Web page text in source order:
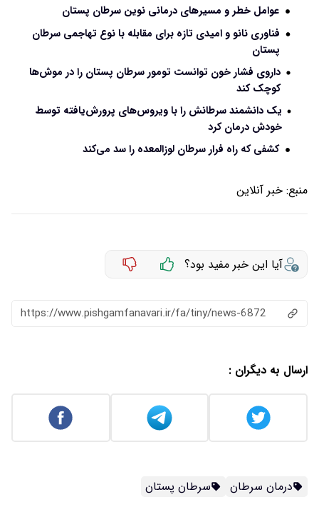
عوامل خطر و مسیرهای درمانی نوین سرطان پستان
فناوری‌ نانو و امیدی تازه برای مقابله با نوع تهاجمی سرطان
پستان
داروی فشار خون توانست تومور سرطان پستان را در موش‌ها
کوچک کند
یک دانشمند سرطانش را با ویروس‌های پرورش‌یافته توسط
خودش درمان کرد
کشفی که راه فرار سرطان لوزالمعده را سد می‌کند
منبع: خبر آنلاین
آیا این خبر مفید بود؟
https://www.pishgamfanavari.ir/fa/tiny/news-6872
ارسال به دیگران :
درمان سرطان سرطان پستان